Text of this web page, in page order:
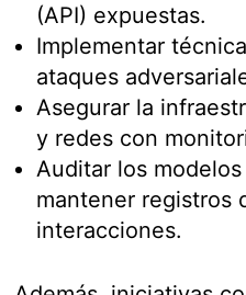
(API) expuestas.
Implementar
ataques
Asegurar la
y redes con
Auditar los
mantener registros
interacciones.